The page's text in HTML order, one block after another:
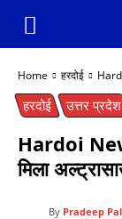
Home हरदोई
हरदोई उत्तर प्रदेश
Hardoi
मिला
By Pradeep Pal